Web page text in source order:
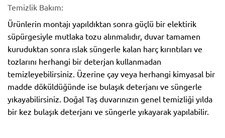
Temizlik Bakım:
Ürünlerin montajı yapıldıktan sonra güçlü bir elektirik
süpürgesiyle mutlaka tozu alınmalıdır, duvar tamamen
kuruduktan sonra ıslak süngerle kalan harç kırıntıları ve
tozlarını herhangi bir deterjan kullanmadan
temizleyebilirsiniz. Üzerine çay veya herhangi kimyasal bir
madde döküldüğünde ise bulaşık deterjanı ve süngerle
yıkayabilirsiniz. Doğal Taş duvarınızın genel temizliği yılda
bir kez bulaşık deterjanı ve süngerle yıkayarak yapılabilir.